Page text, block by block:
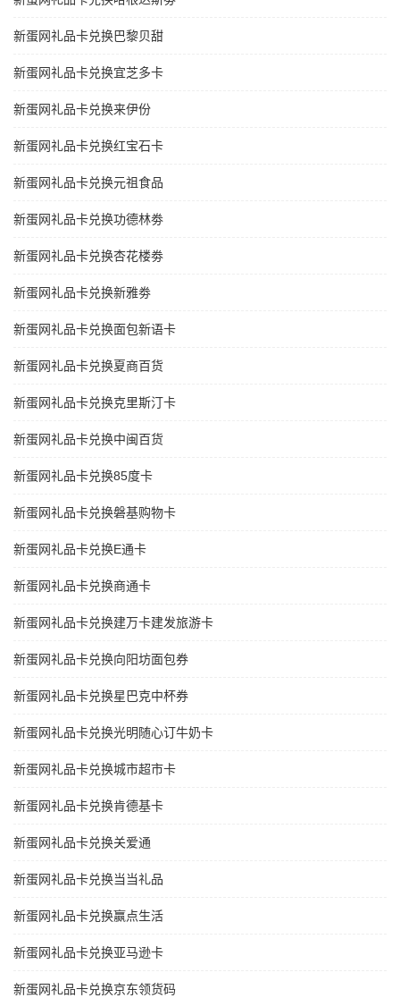
新蛋网礼品卡兑换巴黎贝甜
新蛋网礼品卡兑换宜芝多卡
新蛋网礼品卡兑换来伊份
新蛋网礼品卡兑换红宝石卡
新蛋网礼品卡兑换元祖食品
新蛋网礼品卡兑换功德林劵
新蛋网礼品卡兑换杏花楼劵
新蛋网礼品卡兑换新雅劵
新蛋网礼品卡兑换面包新语卡
新蛋网礼品卡兑换夏商百货
新蛋网礼品卡兑换克里斯汀卡
新蛋网礼品卡兑换中闽百货
新蛋网礼品卡兑换85度卡
新蛋网礼品卡兑换磐基购物卡
新蛋网礼品卡兑换E通卡
新蛋网礼品卡兑换商通卡
新蛋网礼品卡兑换建万卡建发旅游卡
新蛋网礼品卡兑换向阳坊面包券
新蛋网礼品卡兑换星巴克中杯券
新蛋网礼品卡兑换光明随心订牛奶卡
新蛋网礼品卡兑换城市超市卡
新蛋网礼品卡兑换肯德基卡
新蛋网礼品卡兑换关爱通
新蛋网礼品卡兑换当当礼品
新蛋网礼品卡兑换赢点生活
新蛋网礼品卡兑换亚马逊卡
新蛋网礼品卡兑换京东领货码